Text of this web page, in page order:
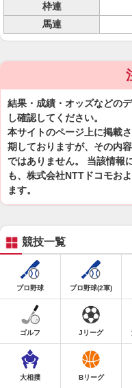
枠連
馬連
結果・成績・オッズなどの
し確認してください。
本サイトのページ上に掲載
期しておりますが、その内
ではありません。 当該情報
も、株式会社NTTドコモお
ます。
競技一覧
プロ野球 プロ野球(2軍)
ゴルフ Jリーグ
大相撲 Bリーグ